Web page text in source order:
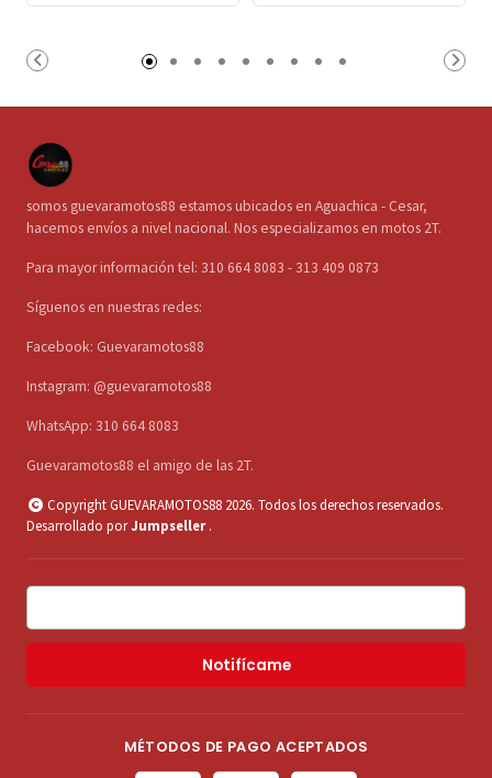
somos guevaramotos88 estamos ubicados en Aguachica - Cesar,
hacemos envíos a nivel nacional. Nos especializamos en motos 2T.
Para mayor información tel: 310 664 8083 - 313 409 0873
Síguenos en nuestras redes:
Facebook: Guevaramotos88
Instagram: @guevaramotos88
WhatsApp: 310 664 8083
Guevaramotos88 el amigo de las 2T.
Copyright GUEVARAMOTOS88 2026. Todos los derechos reservados.
Desarrollado porJumpseller .
Notifícame
MÉTODOS DE PAGO ACEPTADOS